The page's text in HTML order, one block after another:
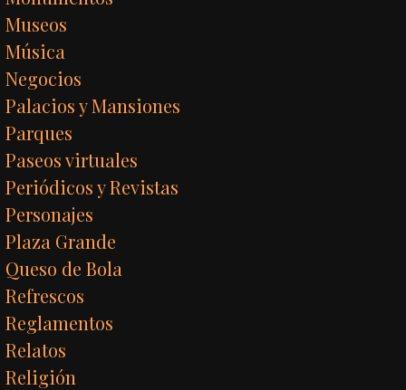
Museos
Música
Negocios
Palacios y Mansiones
Parques
Paseos virtuales
Periódicos y Revistas
Personajes
Plaza Grande
Queso de Bola
Refrescos
Reglamentos
Relatos
Religión